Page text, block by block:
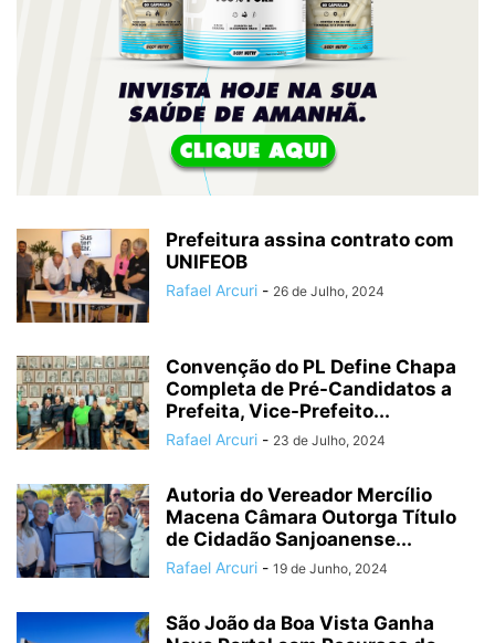
Prefeitura assina contrato com
UNIFEOB
Rafael Arcuri - 26 de Julho, 2024
Convenção do PL Define Chapa
Completa de Pré-Candidatos a
Prefeita, Vice-Prefeito...
Rafael Arcuri - 23 de Julho, 2024
Autoria do Vereador Mercílio
Macena Câmara Outorga Título
de Cidadão Sanjoanense...
Rafael Arcuri - 19 de Junho, 2024
São João da Boa Vista Ganha